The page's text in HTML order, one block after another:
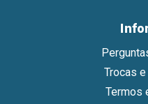
Trocas
Termos